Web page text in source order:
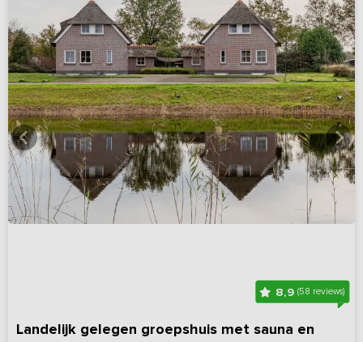
8,9 (58 reviews)
Landelijk gelegen groepshuis met sauna en